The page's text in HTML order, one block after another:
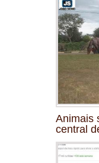
Animais
central